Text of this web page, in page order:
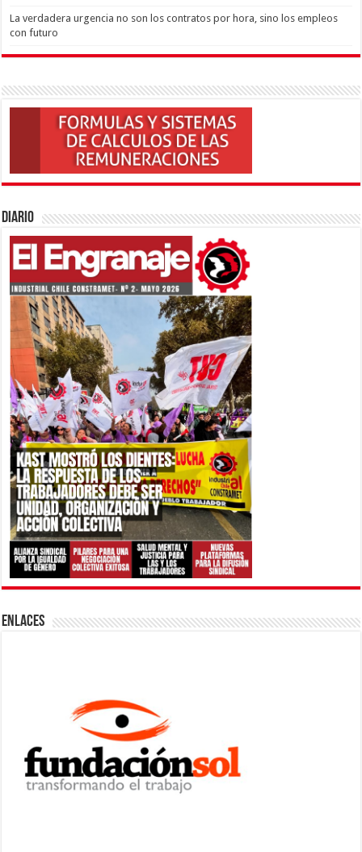
La verdadera urgencia no son los contratos por hora, sino los empleos
con futuro
Diario
ENLACES